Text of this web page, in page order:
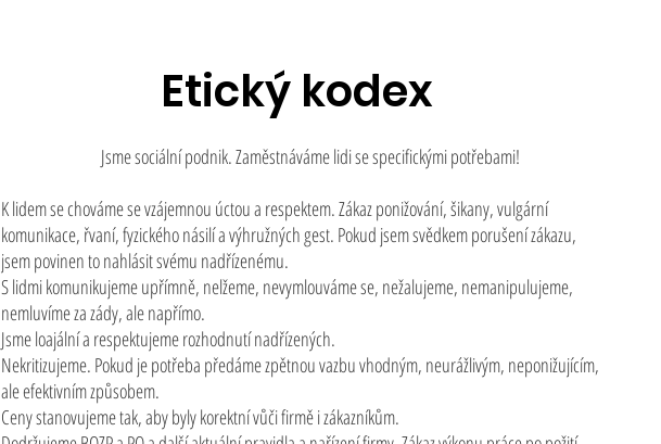
Etický kodex
Jsme sociální podnik. Zaměstnáváme lidi se specifickými potřebami!
K lidem se chováme se vzájemnou úctou a respektem. Zákaz ponižování, šikany, vulgární
komunikace, řvaní, fyzického násilí a výhružných gest. Pokud jsem svědkem porušení zákazu,
jsem povinen to nahlásit svému nadřízenému.
S lidmi komunikujeme upřímně, nelžeme, nevymlouváme se, nežalujeme, nemanipulujeme,
nemluvíme za zády, ale napřímo.
Jsme loajální a respektujeme rozhodnutí nadřízených.
Nekritizujeme. Pokud je potřeba předáme zpětnou vazbu vhodným, neurážlivým, neponižujícím,
ale efektivním způsobem.
Ceny stanovujeme tak, aby byly korektní vůči firmě i zákazníkům.